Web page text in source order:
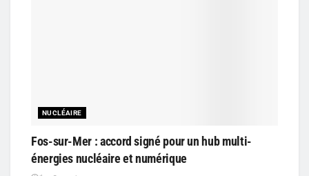
NUCLÉAIRE
Fos-sur-Mer : accord signé pour un hub multi-
énergies nucléaire et numérique